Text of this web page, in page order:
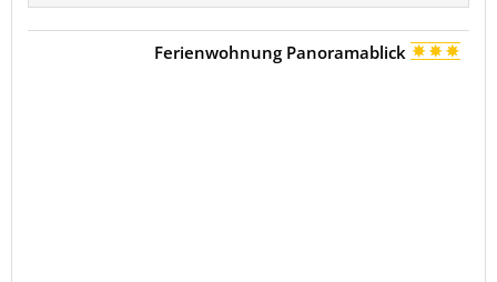
Ferienwohnung Panoramablick